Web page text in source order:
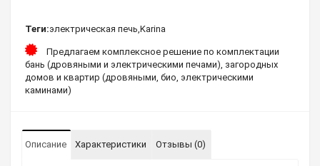
Теги:электрическая печь,Karina
Предлагаем комплексное решение по комплектации
бань (дровяными и электрическими печами), загородных
домов и квартир (дровяными, био, электрическими
каминами)
Описание Характеристики Отзывы (0)